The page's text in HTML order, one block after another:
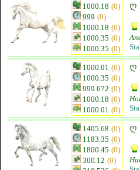
1000.18 (0)
999 (0)
1000.18 (0)
1000.35 (0)
1000.35 (0)
ღ
1000.01 (0)
1000.35 (0)
999.672 (0)
1000.18 (0)
1000.01 (0)
ღ
1405.68 (0)
1183.35 (0)
1800.45 (0)
300.12 (0)
ღ